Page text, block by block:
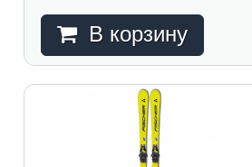
В корзину